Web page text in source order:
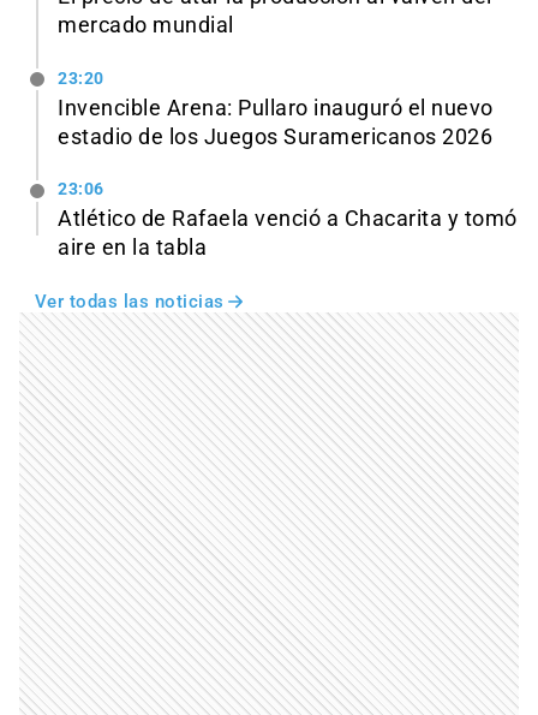
mercado mundial
23:20
Invencible Arena: Pullaro inauguró el nuevo
estadio de los Juegos Suramericanos 2026
23:06
Atlético de Rafaela venció a Chacarita y tomó
aire en la tabla
Ver todas las noticias